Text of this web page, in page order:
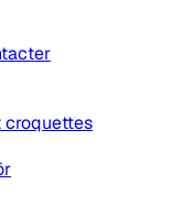
croquettes